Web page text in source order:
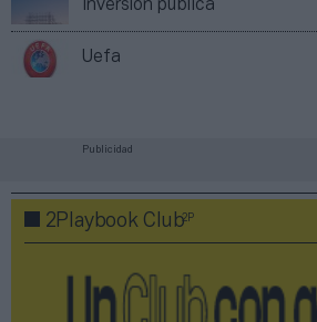
Inversión pública
Uefa
Publicidad
2Playbook Club2P